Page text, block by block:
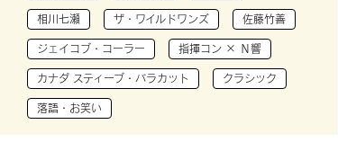
相川七瀬 ザ・ワイルドワンズ 佐藤竹善
ジェイコブ・コーラー 指揮コン × Ｎ響
カナダ スティーブ・バラカット クラシック
落語・お笑い